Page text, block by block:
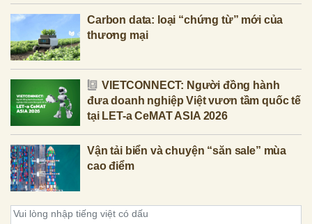
Carbon data: loại “chứng từ” mới của
thương mại
VIETCONNECT: Người đồng hành
đưa doanh nghiệp Việt vươn tầm quốc tế
tại LET-a CeMAT ASIA 2026
Vận tải biển và chuyện “săn sale” mùa
cao điểm